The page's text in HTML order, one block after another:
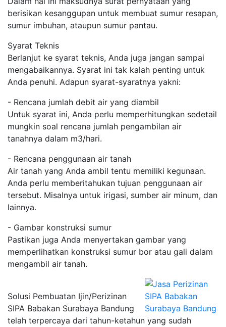
berisikan kesanggupan untuk membuat sumur resapan,
sumur imbuhan, ataupun sumur pantau.
Syarat Teknis
Berlanjut ke syarat teknis, Anda juga jangan sampai
mengabaikannya. Syarat ini tak kalah penting untuk
Anda penuhi. Adapun syarat-syaratnya yakni:
- Rencana jumlah debit air yang diambil
Untuk syarat ini, Anda perlu memperhitungkan sedetail
mungkin soal rencana jumlah pengambilan air
tanahnya dalam m3/hari.
- Rencana penggunaan air tanah
Air tanah yang Anda ambil tentu memiliki kegunaan.
Anda perlu memberitahukan tujuan penggunaan air
tersebut. Misalnya untuk irigasi, sumber air minum, dan
lainnya.
- Gambar konstruksi sumur
Pastikan juga Anda menyertakan gambar yang
memperlihatkan konstruksi sumur bor atau gali dalam
mengambil air tanah.
Solusi Pembuatan Ijin/Perizinan
SIPA Babakan Surabaya Bandung
telah terpercaya dari tahun-ketahun yang sudah